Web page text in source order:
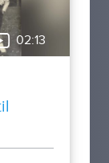
02:13